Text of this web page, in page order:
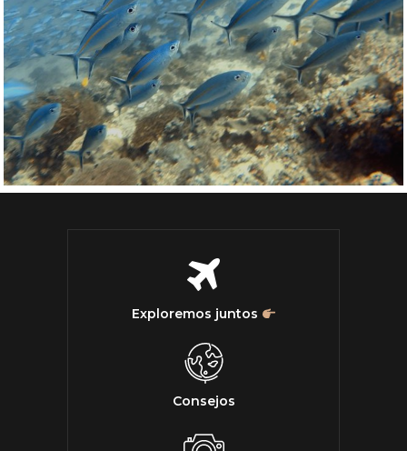
Exploremos juntos
Consejos